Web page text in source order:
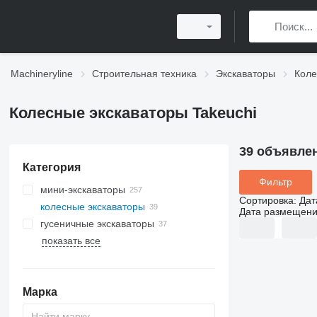
Machineryline Строительная техника Экскаваторы
Колесные экскаваторы Takeuchi
Категория
мини-экскаваторы
колесные экскаваторы
гусеничные экскаваторы
показать все
Марка
39
Фильтр
Сортировка:
Дата